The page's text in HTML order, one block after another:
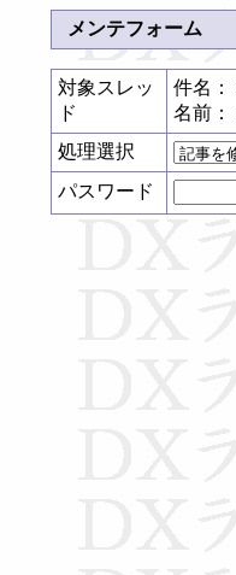
メンテフォーム
対象スレッ
ド
件名：
名前：
処理選択
パスワード